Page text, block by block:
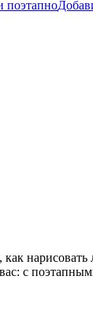
поэтапно
нарисовать
с